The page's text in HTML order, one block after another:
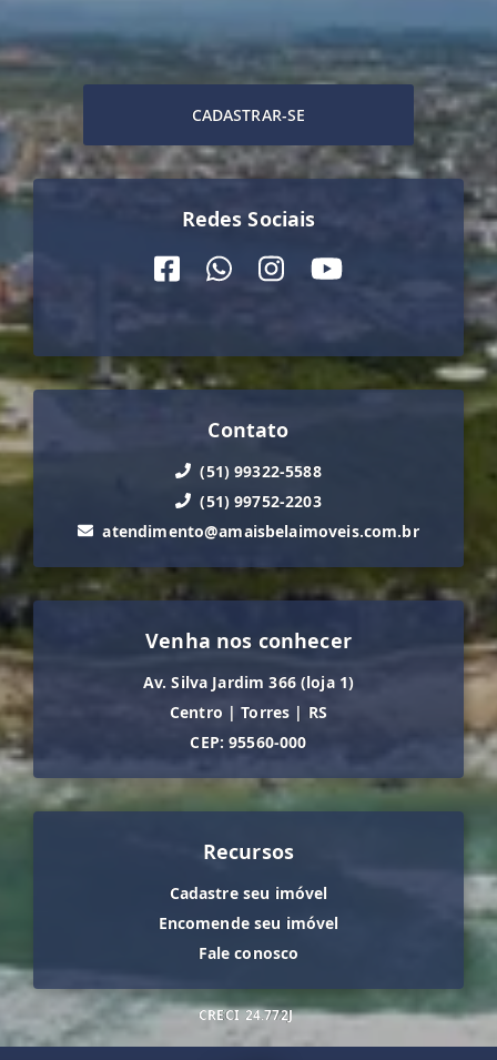
CADASTRAR-SE
Redes Sociais
Contato
(51) 99322-5588
(51) 99752-2203
atendimento@amaisbelaimoveis.com.br
Venha nos conhecer
Av. Silva Jardim 366 (loja 1)
Centro | Torres | RS
CEP: 95560-000
Recursos
Cadastre seu imóvel
Encomende seu imóvel
Fale conosco
CRECI 24.772J